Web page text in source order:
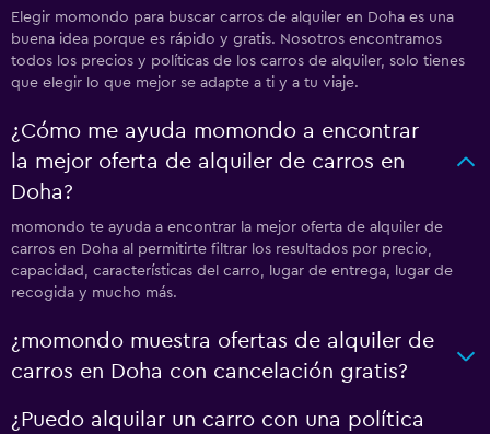
Elegir momondo para buscar carros de alquiler en Doha es una
buena idea porque es rápido y gratis. Nosotros encontramos
todos los precios y políticas de los carros de alquiler, solo tienes
que elegir lo que mejor se adapte a ti y a tu viaje.
¿Cómo me ayuda momondo a encontrar
la mejor oferta de alquiler de carros en
Doha?
momondo te ayuda a encontrar la mejor oferta de alquiler de
carros en Doha al permitirte filtrar los resultados por precio,
capacidad, características del carro, lugar de entrega, lugar de
recogida y mucho más.
¿momondo muestra ofertas de alquiler de
carros en Doha con cancelación gratis?
¿Puedo alquilar un carro con una política